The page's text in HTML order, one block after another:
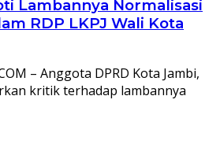
Lambannya Normalisasi
RDP LKPJ Wali Kota
– Anggota DPRD Kota Jambi,
kritik terhadap lambannya